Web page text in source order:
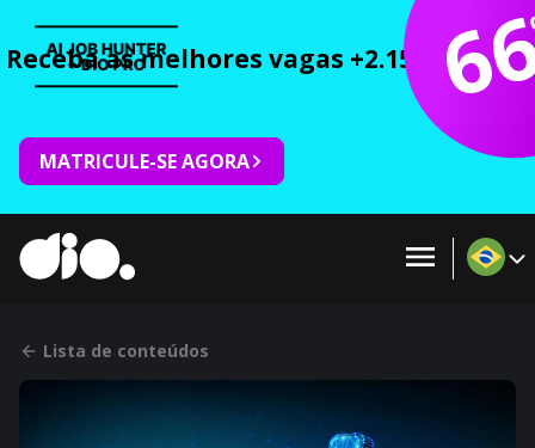
Receba as melhores vagas +2.150 cursos
MATRICULE-SE AGORA
Lista de conteúdos